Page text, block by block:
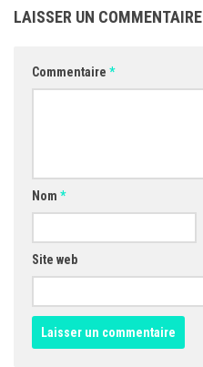
LAISSER UN COMMENTAIRE
Commentaire *
Nom *
Site web